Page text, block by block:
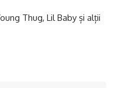
Thug, Lil Baby și alții